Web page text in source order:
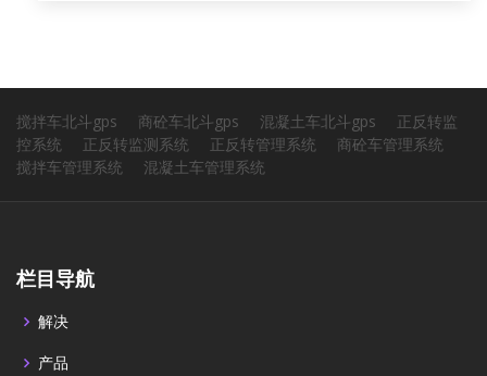
搅拌车北斗gps 商砼车北斗gps 混凝土车北斗gps
正反转监
控系统
正反转监测系统 正反转管理系统
商砼车管理系统
搅拌车管理系统
混凝土车管理系统
栏目导航
解决
产品